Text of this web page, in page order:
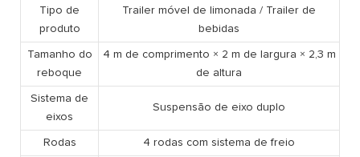
Tipo de
produto
Trailer móvel de limonada / Trailer de
bebidas
Tamanho do
reboque
4 m de comprimento × 2 m de largura × 2,3 m
de altura
Sistema de
eixos
Suspensão de eixo duplo
Rodas 4 rodas com sistema de freio